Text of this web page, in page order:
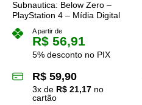
do
produto
Subnautica: Below Zero –
PlayStation 4 – Mídia Digital
A partir de
R$ 56,91
5% desconto no PIX
R$ 59,90
3x de R$ 21,17 no
cartão